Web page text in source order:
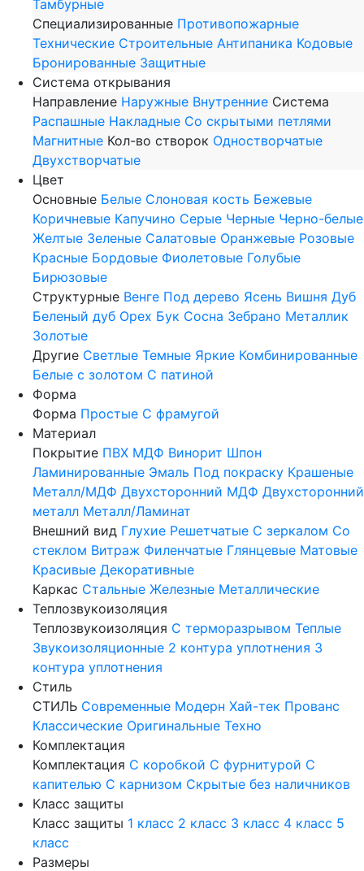
Тамбурные
Специализированные Противопожарные
Технические Строительные Антипаника Кодовые
Бронированные Защитные
Система открывания
Направление Наружные Внутренние Система
Распашные Накладные Со скрытыми петлями
Магнитные Кол-во створок Одностворчатые
Двухстворчатые
Цвет
Основные Белые Слоновая кость Бежевые
Коричневые Капучино Серые Черные Черно-белые
Желтые Зеленые Салатовые Оранжевые Розовые
Красные Бордовые Фиолетовые Голубые
Бирюзовые
Структурные Венге Под дерево Ясень Вишня Дуб
Беленый дуб Орех Бук Сосна Зебрано Металлик
Золотые
Другие Светлые Темные Яркие Комбинированные
Белые с золотом С патиной
Форма
Форма Простые С фрамугой
Материал
Покрытие ПВХ МДФ Винорит Шпон
Ламинированные Эмаль Под покраску Крашеные
Металл/МДФ Двухсторонний МДФ Двухсторонний
металл Металл/Ламинат
Внешний вид Глухие Решетчатые С зеркалом Со
стеклом Витраж Филенчатые Глянцевые Матовые
Красивые Декоративные
Каркас Стальные Железные Металлические
Теплозвукоизоляция
Теплозвукоизоляция С терморазрывом Теплые
Звукоизоляционные 2 контура уплотнения 3
контура уплотнения
Стиль
СТИЛЬ Современные Модерн Хай-тек Прованс
Классические Оригинальные Техно
Комплектация
Комплектация С коробкой С фурнитурой С
капителью С карнизом Скрытые без наличников
Класс защиты
Класс защиты 1 класс 2 класс 3 класс 4 класс 5
класс
Размеры